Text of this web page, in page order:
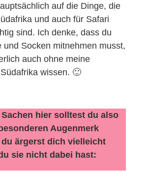
auf die Dinge, die
und auch für Safari
sind. Ich denke, dass du
und Socken mitnehmen musst,
auch ohne meine
wissen. 🙂
hier solltest du also
Augenmerk
du ärgerst dich vielleicht
sie nicht dabei hast: